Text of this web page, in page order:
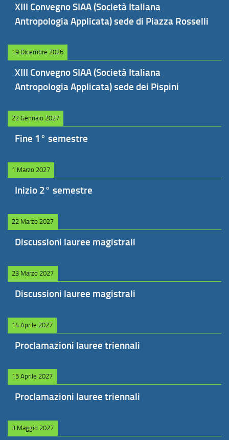
XIII Convegno SIAA (Società Italiana
Antropologia Applicata) sede di Piazza Rosselli
19 Dicembre 2026
XIII Convegno SIAA (Società Italiana
Antropologia Applicata) sede dei Pispini
22 Gennaio 2027
Fine 1° semestre
1 Marzo 2027
Inizio 2° semestre
22 Marzo 2027
Discussioni lauree magistrali
23 Marzo 2027
Discussioni lauree magistrali
14 Aprile 2027
Proclamazioni lauree triennali
15 Aprile 2027
Proclamazioni lauree triennali
3 Maggio 2027